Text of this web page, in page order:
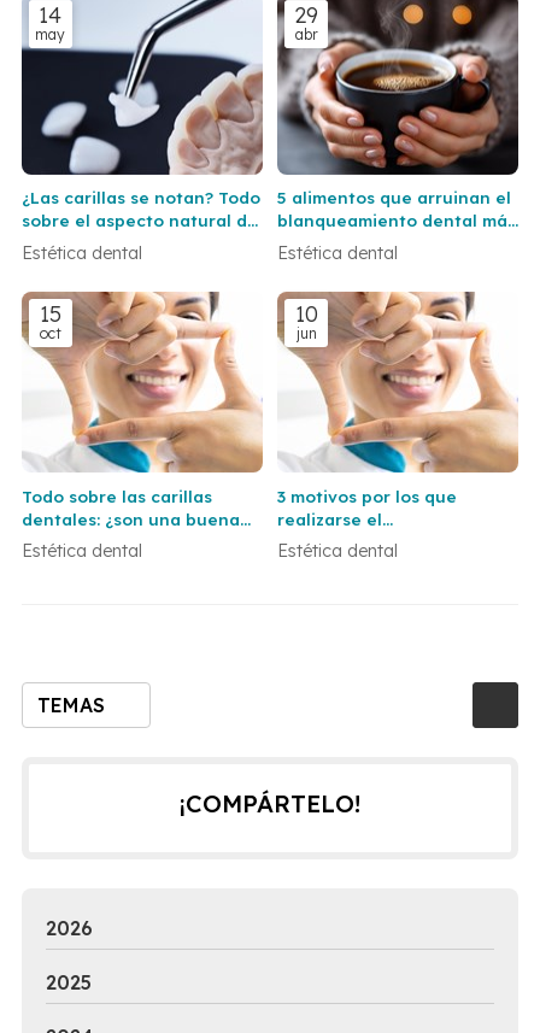
TEMAS
14
may
¿Las carillas se notan? Todo
sobre el aspecto natural del
resultado
Estética dental
29
abr
5 alimentos que arruinan el
blanqueamiento dental más
rápido de lo que crees
Estética dental
15
oct
Todo sobre las carillas
dentales: ¿son una buena
opción para ti?
Estética dental
10
jun
3 motivos por los que
realizarse el
blanqueamiento dental en
Estética dental
¡COMPÁRTELO!
2026
2025